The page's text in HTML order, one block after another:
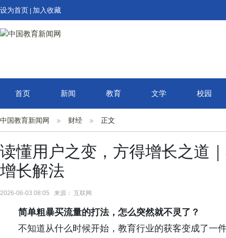
设为首页 加入收藏
首页 新闻 教育 文学 校园
中国教育新闻网 财经 正文
读懂用户之变，方得增长之道
增长解法
2026-06-03 08:05 来源： 互联网
简单粗暴买流量的打法，怎么突然就不灵了？
不知道从什么时候开始，教育行业的获客变成了一